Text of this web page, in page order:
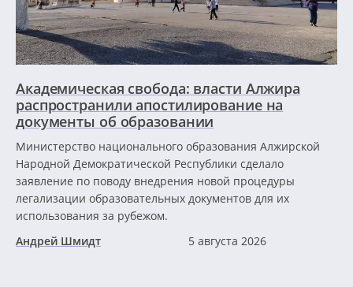
Академическая свобода: власти Алжира
распространили апостилирование на
документы об образовании
Министерство национального образования Алжирской
Народной Демократической Республики сделало
заявление по поводу внедрения новой процедуры
легализации образовательных документов для их
использования за рубежом.
Андрей Шмидт
5 августа 2026